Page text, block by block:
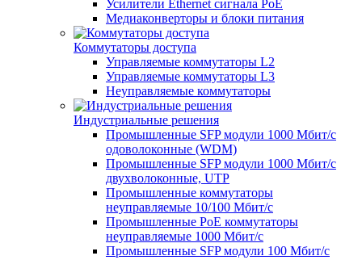
Усилители Ethernet сигнала PoE
Медиаконверторы и блоки питания
Коммутаторы доступа
Управляемые коммутаторы L2
Управляемые коммутаторы L3
Неуправляемые коммутаторы
Индустриальные решения
Промышленные SFP модули 1000 Мбит/c
одоволоконные (WDM)
Промышленные SFP модули 1000 Мбит/c
двухволоконные, UTP
Промышленные коммутаторы
неуправляемые 10/100 Мбит/с
Промышленные PoE коммутаторы
неуправляемые 1000 Мбит/с
Промышленные SFP модули 100 Мбит/c